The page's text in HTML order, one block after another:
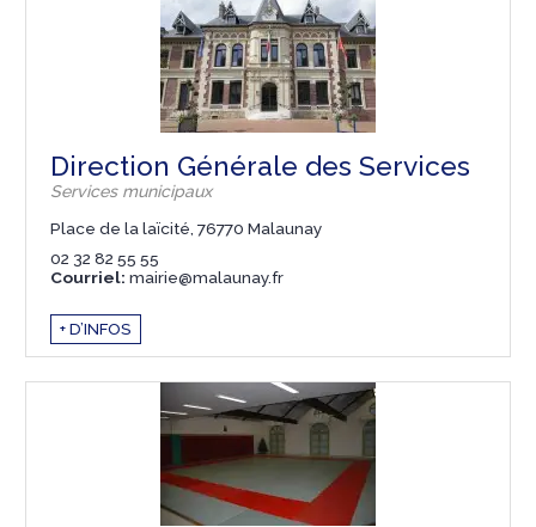
Direction Générale des Services
Services municipaux
Place de la laïcité, 76770 Malaunay
02 32 82 55 55
Courriel: mairie@malaunay.fr
+ D’INFOS